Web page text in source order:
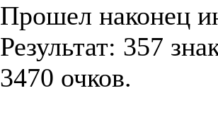
Прошел наконец
Результат: 357
3470 очков.